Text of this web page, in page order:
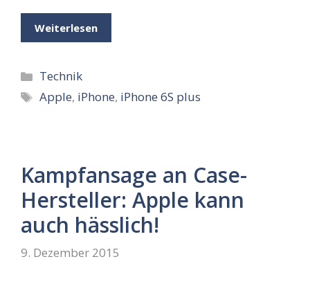
Weiterlesen
Kategorien
Technik
Schlagwörter
Apple, iPhone, iPhone 6S plus
Kampfansage an Case-
Hersteller: Apple kann
auch hässlich!
9. Dezember 2015